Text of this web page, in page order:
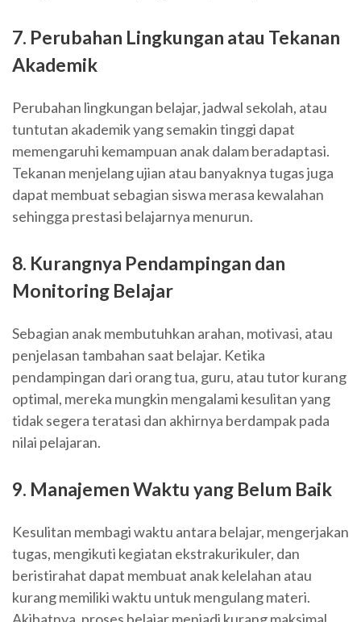
7. Perubahan Lingkungan atau Tekanan
Akademik
Perubahan lingkungan belajar, jadwal sekolah, atau
tuntutan akademik yang semakin tinggi dapat
memengaruhi kemampuan anak dalam beradaptasi.
Tekanan menjelang ujian atau banyaknya tugas juga
dapat membuat sebagian siswa merasa kewalahan
sehingga prestasi belajarnya menurun.
8. Kurangnya Pendampingan dan
Monitoring Belajar
Sebagian anak membutuhkan arahan, motivasi, atau
penjelasan tambahan saat belajar. Ketika
pendampingan dari orang tua, guru, atau tutor kurang
optimal, mereka mungkin mengalami kesulitan yang
tidak segera teratasi dan akhirnya berdampak pada
nilai pelajaran.
9. Manajemen Waktu yang Belum Baik
Kesulitan membagi waktu antara belajar, mengerjakan
tugas, mengikuti kegiatan ekstrakurikuler, dan
beristirahat dapat membuat anak kelelahan atau
kurang memiliki waktu untuk mengulang materi.
Akibatnya, proses belajar menjadi kurang maksimal.